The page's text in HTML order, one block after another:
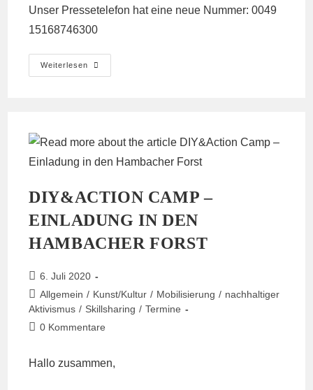
Unser Pressetelefon hat eine neue Nummer: 0049
15168746300
Weiterlesen
Neue
Nummer
DIY&ACTION CAMP –
EINLADUNG IN DEN
HAMBACHER FORST
Beitrag
veröffentlicht:
6. Juli 2020
Beitrags-
Kategorie:
Allgemein / Kunst/Kultur / Mobilisierung / nachhaltiger
Aktivismus / Skillsharing / Termine
Beitrags-
0 Kommentare
Hallo zusammen,